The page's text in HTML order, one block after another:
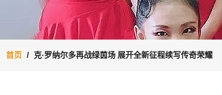
首页 克·罗纳尔多再战绿茵场 展开全新征程续写传奇荣耀